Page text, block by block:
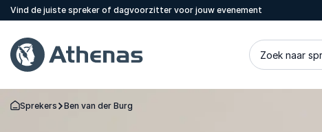
Vind de juiste spreker of dagvoorzitter voor jouw evenement
Zoek naar
Terug naar de startpagina
Sprekers Ben van der Burg